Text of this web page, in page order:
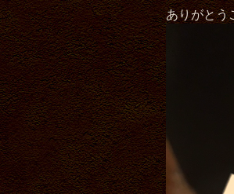
ありがとう